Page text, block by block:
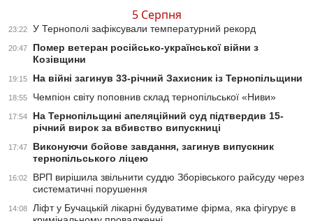
5 Серпня
23:22 У Тернополі зафіксували температурний рекорд
20:47
Помер ветеран російсько-української війни з
Козівщини
19:15 На війні загинув 33-річний Захисник із Тернопільщини
18:55 Чемпіон світу поповнив склад тернопільської «Ниви»
17:54
На Тернопільщині апеляційний суд підтвердив 15-
річний вирок за вбивство випускниці
17:47
Виконуючи бойове завдання, загинув випускник
тернопільського ліцею
16:02
ВРП вирішила звільнити суддю Зборівського райсуду через
систематичні порушення
14:08
Ліфт у Бучацькій лікарні будуватиме фірма, яка фігурує в